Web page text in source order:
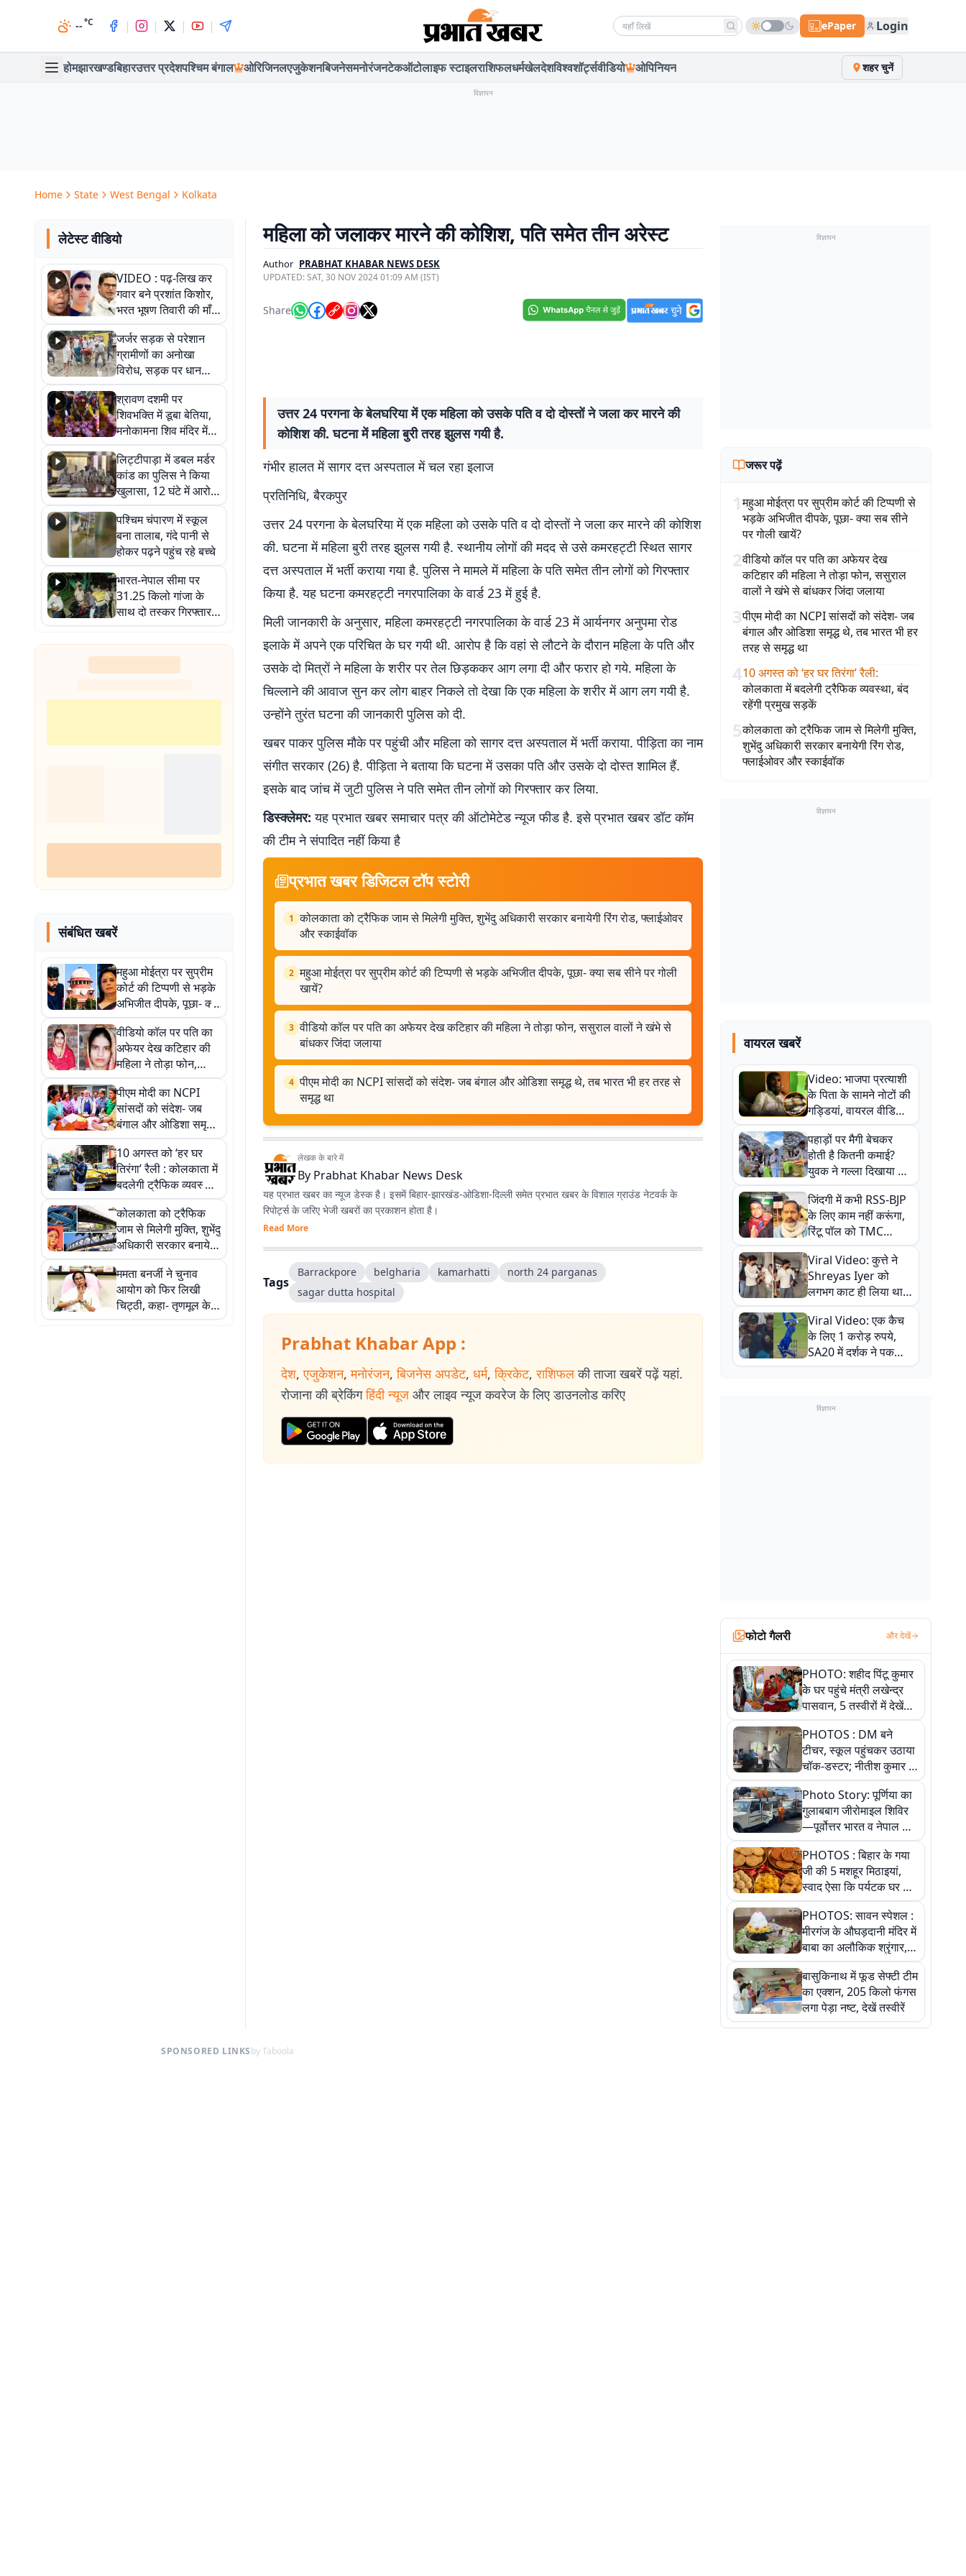
--°C | | | | Search news ePaper Login
होमझारखण्डबिहारउत्तर प्रदेशपश्चिम बंगाल ओरिजिनलएजुकेशनबिजनेसमनोरंजनटेकऑटोलाइफ स्टाइलराशिफलधर्मखेलदेशविश्वशॉर्ट्सवीडियो ओपिनियन शहर चुनें
विज्ञापन
Home State West Bengal Kolkata
लेटेस्ट वीडियो
VIDEO : पढ़-लिख कर
गवार बने प्रशांत किशोर,
भरत भूषण तिवारी की माँ ने
कहा नहीं थी उम्मीद, बेटा
था तो किसी को बोलने की
नहीं थी हिम्मत
जर्जर सड़क से परेशान
ग्रामीणों का अनोखा
विरोध, सड़क पर धान
रोपकर और खाद डालकर
जताया आक्रोश
श्रावण दशमी पर
शिवभक्ति में डूबा बेतिया,
मनोकामना शिव मंदिर में
हुआ भव्य श्रृंगार
लिट्टीपाड़ा में डबल मर्डर
कांड का पुलिस ने किया
खुलासा, 12 घंटे में आरोपी
गिरफ्तार
पश्चिम चंपारण में स्कूल
बना तालाब, गंदे पानी से
होकर पढ़ने पहुंच रहे बच्चे
भारत-नेपाल सीमा पर
31.25 किलो गांजा के
साथ दो तस्कर गिरफ्तार,
नेपाली नंबर की बाइक
जब्त
संबंधित खबरें
महुआ मोईत्रा पर सुप्रीम
कोर्ट की टिप्पणी से भड़के
अभिजीत दीपके, पूछा- क्या
सब सीने पर गोली खायें?
वीडियो कॉल पर पति का
अफेयर देख कटिहार की
महिला ने तोड़ा फोन,
ससुराल वालों ने खंभे से
बांधकर जिंदा जलाया
पीएम मोदी का NCPI
सांसदों को संदेश- जब
बंगाल और ओडिशा समृद्ध
थे, तब भारत भी हर तरह
से समृद्ध था
10 अगस्त को ‘हर घर
तिरंगा’ रैली : कोलकाता में
बदलेगी ट्रैफिक व्यवस्था,
बंद रहेंगी प्रमुख सड़कें
कोलकाता को ट्रैफिक
जाम से मिलेगी मुक्ति, शुभेंदु
अधिकारी सरकार बनायेगी
रिंग रोड, फ्लाईओवर और
स्काईवॉक
ममता बनर्जी ने चुनाव
आयोग को फिर लिखी
चिट्ठी, कहा- तृणमूल के
बागियों को न दें और समय,
महिला को जलाकर मारने की कोशिश, पति समेत तीन अरेस्ट
Author PRABHAT KHABAR NEWS DESK
UPDATED:SAT, 30 NOV 2024 01:09 AM (IST)
Share
उत्तर 24 परगना के बेलघरिया में एक महिला को उसके पति व दो दोस्तों ने जला कर मारने की
कोशिश की. घटना में महिला बुरी तरह झुलस गयी है.
गंभीर हालत में सागर दत्त अस्पताल में चल रहा इलाज
प्रतिनिधि, बैरकपुर
उत्तर 24 परगना के बेलघरिया में एक महिला को उसके पति व दो दोस्तों ने जला कर मारने की कोशिश
की. घटना में महिला बुरी तरह झुलस गयी है. स्थानीय लोगों की मदद से उसे कमरहट्टी स्थित सागर
दत्त अस्पताल में भर्ती कराया गया है. पुलिस ने मामले में महिला के पति समेत तीन लोगों को गिरफ्तार
किया है. यह घटना कमरहट्टी नगरपालिका के वार्ड 23 में हुई है.
मिली जानकारी के अनुसार, महिला कमरहट्टी नगरपालिका के वार्ड 23 में आर्यनगर अनुपमा रोड
इलाके में अपने एक परिचित के घर गयी थी. आरोप है कि वहां से लौटने के दौरान महिला के पति और
उसके दो मित्रों ने महिला के शरीर पर तेल छिड़ककर आग लगा दी और फरार हो गये. महिला के
चिल्लाने की आवाज सुन कर लोग बाहर निकले तो देखा कि एक महिला के शरीर में आग लग गयी है.
उन्होंने तुरंत घटना की जानकारी पुलिस को दी.
खबर पाकर पुलिस मौके पर पहुंची और महिला को सागर दत्त अस्पताल में भर्ती कराया. पीड़िता का नाम
संगीत सरकार (26) है. पीड़िता ने बताया कि घटना में उसका पति और उसके दो दोस्त शामिल हैं.
इसके बाद जांच में जुटी पुलिस ने पति समेत तीन लोगों को गिरफ्तार कर लिया.
डिस्क्लेमर: यह प्रभात खबर समाचार पत्र की ऑटोमेटेड न्यूज फीड है. इसे प्रभात खबर डॉट कॉम
की टीम ने संपादित नहीं किया है
प्रभात खबर डिजिटल टॉप स्टोरी
1 कोलकाता को ट्रैफिक जाम से मिलेगी मुक्ति, शुभेंदु अधिकारी सरकार बनायेगी रिंग रोड, फ्लाईओवर
और स्काईवॉक
2 महुआ मोईत्रा पर सुप्रीम कोर्ट की टिप्पणी से भड़के अभिजीत दीपके, पूछा- क्या सब सीने पर गोली
खायें?
3 वीडियो कॉल पर पति का अफेयर देख कटिहार की महिला ने तोड़ा फोन, ससुराल वालों ने खंभे से
बांधकर जिंदा जलाया
4 पीएम मोदी का NCPI सांसदों को संदेश- जब बंगाल और ओडिशा समृद्ध थे, तब भारत भी हर तरह से
समृद्ध था
लेखक के बारे में
By Prabhat Khabar News Desk
यह प्रभात खबर का न्यूज डेस्क है। इसमें बिहार-झारखंड-ओडिशा-दिल्‍ली समेत प्रभात खबर के विशाल ग्राउंड नेटवर्क के
रिपोर्ट्स के जरिए भेजी खबरों का प्रकाशन होता है।
Read More
Tags
Barrackpore belgharia kamarhatti
north 24 parganas
sagar dutta hospital
Prabhat Khabar App :
देश, एजुकेशन, मनोरंजन, बिजनेस अपडेट, धर्म, क्रिकेट, राशिफल की ताजा खबरें पढ़ें यहां.
रोजाना की ब्रेकिंग हिंदी न्यूज और लाइव न्यूज कवरेज के लिए डाउनलोड करिए
विज्ञापन
जरूर पढ़ें
1महुआ मोईत्रा पर सुप्रीम कोर्ट की टिप्पणी से
भड़के अभिजीत दीपके, पूछा- क्या सब सीने
पर गोली खायें?
2वीडियो कॉल पर पति का अफेयर देख
कटिहार की महिला ने तोड़ा फोन, ससुराल
वालों ने खंभे से बांधकर जिंदा जलाया
3पीएम मोदी का NCPI सांसदों को संदेश- जब
बंगाल और ओडिशा समृद्ध थे, तब भारत भी हर
तरह से समृद्ध था
410 अगस्त को ‘हर घर तिरंगा’ रैली:
कोलकाता में बदलेगी ट्रैफिक व्यवस्था, बंद
रहेंगी प्रमुख सड़कें
5कोलकाता को ट्रैफिक जाम से मिलेगी मुक्ति,
शुभेंदु अधिकारी सरकार बनायेगी रिंग रोड,
फ्लाईओवर और स्काईवॉक
विज्ञापन
वायरल खबरें
Video: भाजपा प्रत्याशी
के पिता के सामने नोटों की
गड्डियां, वायरल वीडियो
से राजनीति में उबाल,
अजित महतो बोले- TMC
की गंदी चाल
पहाड़ों पर मैगी बेचकर
होती है कितनी कमाई?
युवक ने गल्ला दिखाया तो
नौकरी वालों के खड़े हो गए
कान
जिंदगी में कभी RSS-BJP
के लिए काम नहीं करूंगा,
रिंटू पॉल को TMC
ऑफिस में ले जाकर पीटा,
Video वायरल
Viral Video: कुत्ते ने
Shreyas Iyer को
लगभग काट ही लिया था,
न्यूजीलैंड सीरीज से पहले
बाल-बाल बचे
Viral Video: एक कैच
के लिए 1 करोड़ रुपये,
SA20 में दर्शक ने पकड़ा
एक हाथ से गजब का कैच
विज्ञापन
फोटो गैलरी और देखें
PHOTO: शहीद पिंटू कुमार
के घर पहुंचे मंत्री लखेन्द्र
पासवान, 5 तस्वीरों में देखें
उस भावुक पल की पूरी
कहानी
PHOTOS : DM बने
टीचर, स्कूल पहुंचकर उठाया
चॉक-डस्टर; नीतीश कुमार के
इस चहेते अधिकारी को
जानिए
Photo Story: पूर्णिया का
गुलाबबाग जीरोमाइल शिविर
—पूर्वोत्तर भारत व नेपाल के
कांवरियों का प्रमुख सेवा धाम
PHOTOS : बिहार के गया
जी की 5 मशहूर मिठाइयां,
स्वाद ऐसा कि पर्यटक घर ले
जाना नहीं भूलते, तस्वीरों में
देखें
PHOTOS: सावन स्पेशल :
मीरगंज के औघड़दानी मंदिर में
बाबा का अलौकिक श्रृंगार,
तस्वीरों में देखें महादेव के कई
मनमोहक स्वरूप
बासुकिनाथ में फूड सेफ्टी टीम
का एक्शन, 205 किलो फंगस
लगा पेड़ा नष्ट, देखें तस्वीरें
SPONSORED LINKSby Taboola